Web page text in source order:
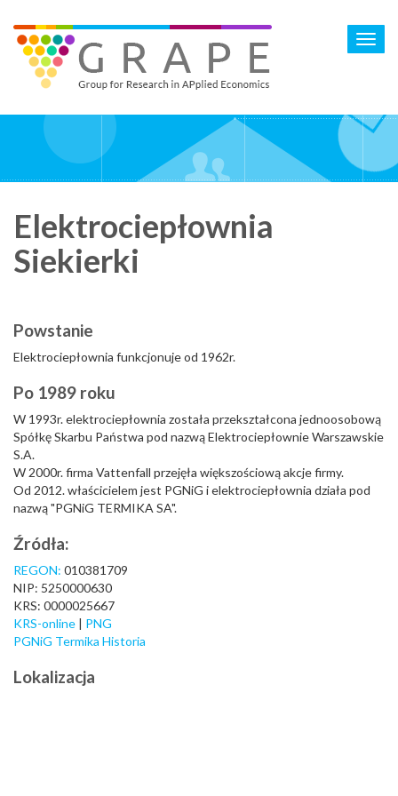
main
content
Elektrociepłownia
Siekierki
Powstanie
Elektrociepłownia funkcjonuje od 1962r.
Po 1989 roku
W 1993r. elektrociepłownia została przekształcona jednoosobową
Spółkę Skarbu Państwa pod nazwą Elektrociepłownie Warszawskie
S.A.
W 2000r. firma Vattenfall przejęła większościową akcje firmy.
Od 2012. właścicielem jest PGNiG i elektrociepłownia działa pod
nazwą "PGNiG TERMIKA SA".
Źródła:
REGON: 010381709
NIP: 5250000630
KRS: 0000025667
KRS-online | PNG
PGNiG Termika Historia
Lokalizacja